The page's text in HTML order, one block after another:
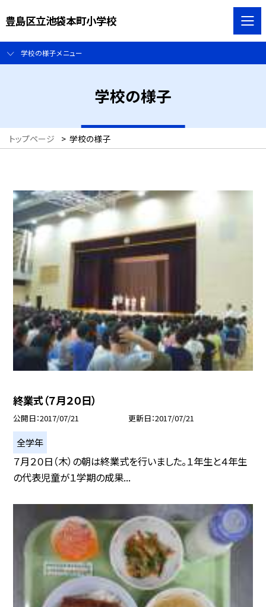
豊島区立池袋本町小学校
学校の様子メニュー
学校の様子
トップページ > 学校の様子
終業式（７月２０日）
公開日 2017/07/21 更新日 2017/07/21
全学年
７月２０日（木）の朝は終業式を行いました。１年生と４年生
の代表児童が１学期の成果...